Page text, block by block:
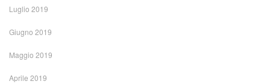
Luglio 2019
Giugno 2019
Maggio 2019
Aprile 2019